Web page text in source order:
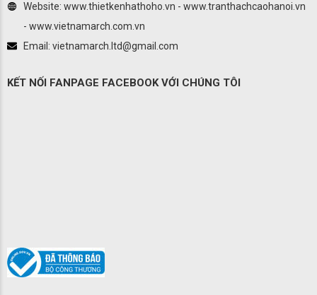
Website: www.thietkenhathoho.vn - www.tranthachcaohanoi.vn
- www.vietnamarch.com.vn
Email: vietnamarch.ltd@gmail.com
KẾT NỐI FANPAGE FACEBOOK VỚI CHÚNG TÔI